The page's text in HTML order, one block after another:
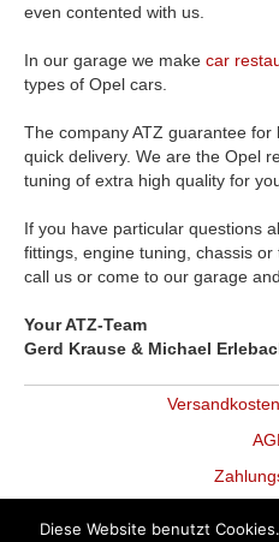
even contented with us.
In our garage we make car
types of Opel cars.
The company ATZ guarantee
quick delivery. We are the Opel
tuning of extra high quality for
If you have particular questions
fittings, engine tuning, chassis
call us or come to our garage
Your ATZ-Team
Gerd Krause & Michael
Diese Website benutzt